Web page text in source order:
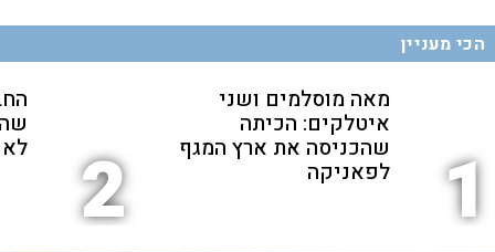
הכי מעניין
1
מאה מוסלמים ושני
איטלקים: הכיתה
שהכניסה את ארץ המגף
לפאניקה 2